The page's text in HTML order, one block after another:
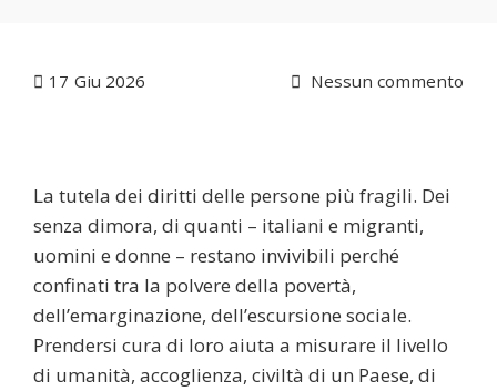
17 Giu 2026 Nessun commento
La tutela dei diritti delle persone più fragili. Dei
senza dimora, di quanti – italiani e migranti,
uomini e donne – restano invivibili perché
confinati tra la polvere della povertà,
dell’emarginazione, dell’escursione sociale.
Prendersi cura di loro aiuta a misurare il livello
di umanità, accoglienza, civiltà di un Paese, di